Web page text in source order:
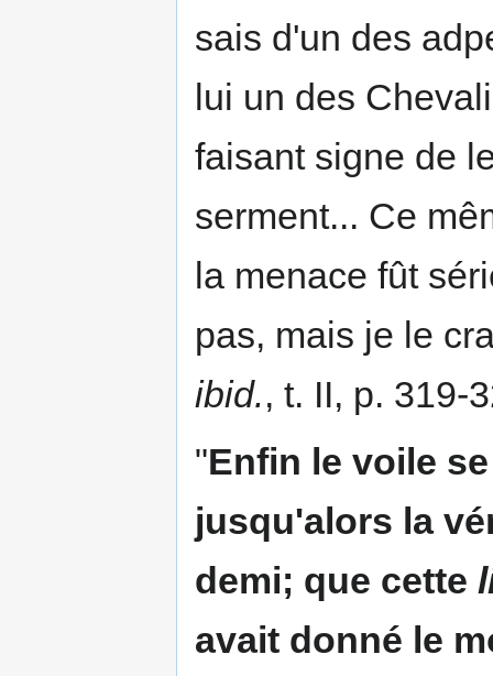
sais d'un des
lui un des
faisant signe de
serment... Ce
la menace fût
pas, mais je le
ibid., t. II, p. 319-
"Enfin le voile
jusqu'alors la
demi; que cette
avait donné le